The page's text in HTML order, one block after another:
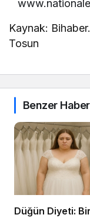
Kaynak:
Tosun
Benzer
Düğün Diyeti: Bir